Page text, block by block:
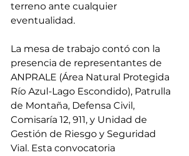
terreno ante cualquier
eventualidad.
La mesa de trabajo contó con la
presencia de representantes de
ANPRALE (Área Natural Protegida
Río Azul-Lago Escondido), Patrulla
de Montaña, Defensa Civil,
Comisaría 12, 911, y Unidad de
Gestión de Riesgo y Seguridad
Vial. Esta convocatoria